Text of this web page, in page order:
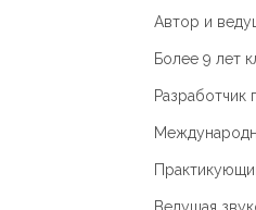
Автор и
Более 9 лет
Разработчик